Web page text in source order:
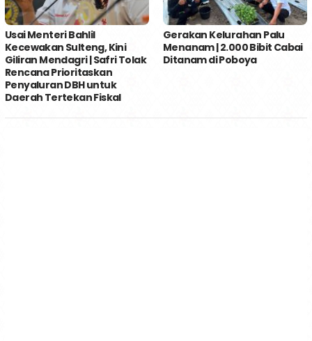
Usai Menteri Bahlil
Kecewakan Sulteng, Kini
Giliran Mendagri | Safri Tolak
Rencana Prioritaskan
Penyaluran DBH untuk
Daerah Tertekan Fiskal
Gerakan Kelurahan Palu
Menanam | 2.000 Bibit Cabai
Ditanam di Poboya